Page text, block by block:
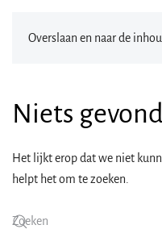
Overslaan en naar de
Niets
Het lijkt erop dat we niet
helpt het om te zoeken.